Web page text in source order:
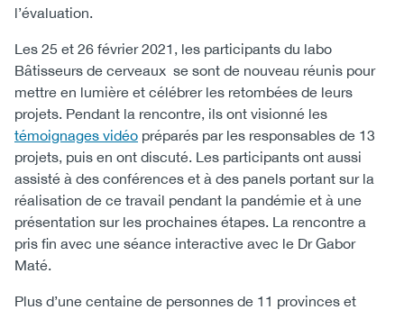
l’évaluation.
Les 25 et 26 février 2021, les participants du labo
Bâtisseurs de cerveaux se sont de nouveau réunis pour
mettre en lumière et célébrer les retombées de leurs
projets. Pendant la rencontre, ils ont visionné les
témoignages vidéo préparés par les responsables de 13
projets, puis en ont discuté. Les participants ont aussi
assisté à des conférences et à des panels portant sur la
réalisation de ce travail pendant la pandémie et à une
présentation sur les prochaines étapes. La rencontre a
pris fin avec une séance interactive avec le Dr Gabor
Maté.
Plus d’une centaine de personnes de 11 provinces et